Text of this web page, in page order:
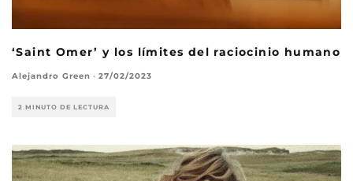
‘Saint Omer’ y los límites del raciocinio humano
Alejandro Green · 27/02/2023
2 MINUTO DE LECTURA